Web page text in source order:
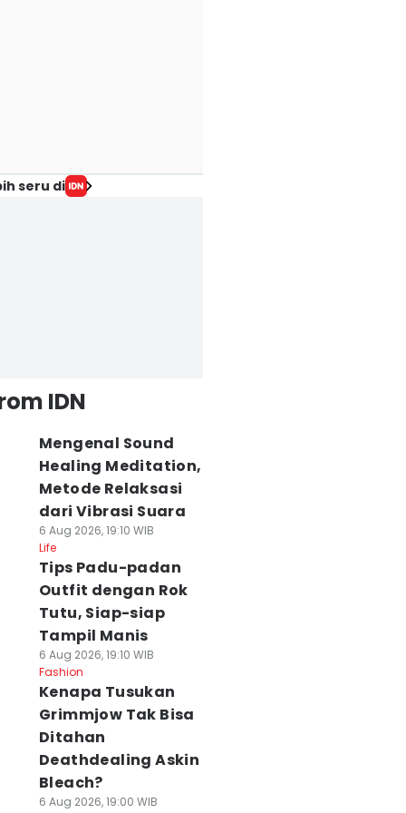
seru di
IDN
Mengenal Sound
Healing Meditation,
Metode Relaksasi
dari Vibrasi Suara
6 Aug 2026, 19:10 WIB
Life
Tips Padu-padan
Outfit dengan Rok
Tutu, Siap-siap
Tampil Manis
6 Aug 2026, 19:10 WIB
Fashion
Kenapa Tusukan
Grimmjow Tak Bisa
Ditahan
Deathdealing Askin
Bleach?
6 Aug 2026, 19:00 WIB